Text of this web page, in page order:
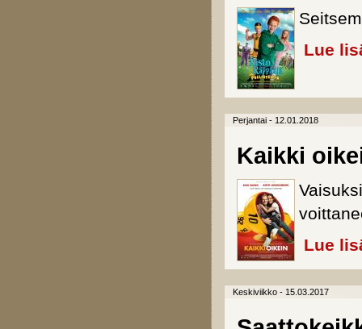
Lue
Perjantai - 12.01.2018
Kaikki
Lue
Keskiviikko - 15.03.2017